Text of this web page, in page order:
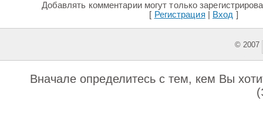
Добавлять комментарии могут только
[ Регистрация Вход ]
© 2007
Вначале определитесь с тем, кем Вы